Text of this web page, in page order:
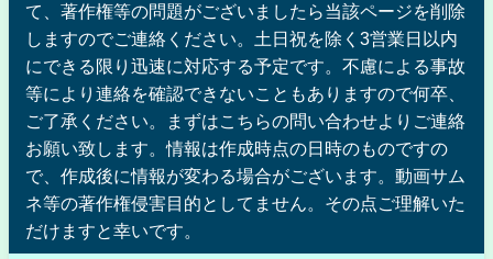
て、著作権等の問題がございましたら当該ページを削除
しますのでご連絡ください。土日祝を除く3営業日以内
にできる限り迅速に対応する予定です。不慮による事故
等により連絡を確認できないこともありますので何卒、
ご了承ください。まずはこちらの問い合わせよりご連絡
お願い致します。情報は作成時点の日時のものですの
で、作成後に情報が変わる場合がございます。動画サム
ネ等の著作権侵害目的としてません。その点ご理解いた
だけますと幸いです。